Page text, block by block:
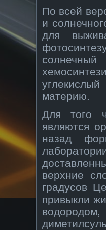
По всей
и
для
материю.
Для того
являются
назад
верхние
градусов
привыкли